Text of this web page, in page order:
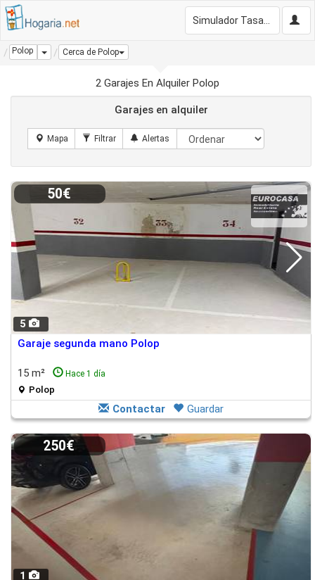
Polop Dropdown
Cerca de Polop
2 Garajes En Alquiler Polop
Garajes en alquiler
5
50€
Garaje segunda mano Polop
15 m² Hace 1 día
Polop
Contactar Guardar
1
250€